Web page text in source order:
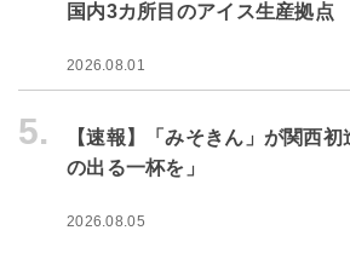
国内3カ所目のアイス生産拠点
2026.08.01
5.
【速報】「みそきん」が関西
の出る一杯を」
2026.08.05